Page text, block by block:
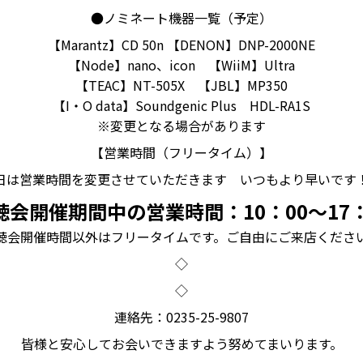
●ノミネート機器一覧（予定）
【Marantz】CD 50n 【DENON】DNP-2000NE
【Node】nano、icon 【WiiM】Ultra
【TEAC】NT-505X 【JBL】MP350
【I・O data】Soundgenic Plus HDL-RA1S
※変更となる場合があります
【営業時間（フリータイム）】
営業時間を変更させていただきます いつもより早いです
会開催期間中の営業時間：10：00～17
会開催時間以外はフリータイムです。ご自由にご来店くださ
◇
◇
連絡先：0235-25-9807
皆様と安心してお会いできますよう努めてまいります。